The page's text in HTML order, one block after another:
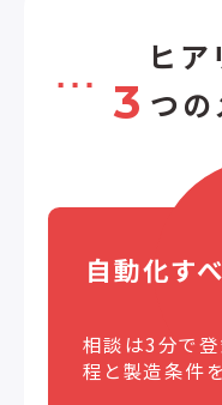
ヒア
3 つ
自動化す
相談は3分で登
程と製造条件